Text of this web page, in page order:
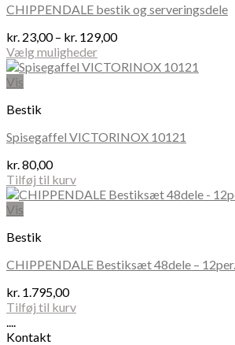
Mulighederne
vælges
på
varesiden
CHIPPENDALE bestik og serveringsdele
kr. 23,00 – kr. 129,00Prisinterval:
til
Vælg muligheder
Dette
vare
flere
Mulighederne
vælges
på
varesiden
Vis
Bestik
Spisegaffel VICTORINOX 10121
kr. 80,00
Tilføj til kurv
Vis
Bestik
CHIPPENDALE Bestiksæt 48dele – 12per.
kr. 1.795,00
Tilføj til kurv
Kontakt